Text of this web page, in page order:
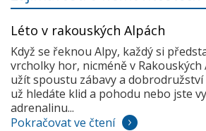
Léto v rakouských Alpách
Když se řeknou Alpy, každý si
vrcholky hor, nicméně v Rakouských
užít spoustu zábavy a dobrodružství
už hledáte klid a pohodu nebo jste
adrenalinu...
Pokračovat ve čtení